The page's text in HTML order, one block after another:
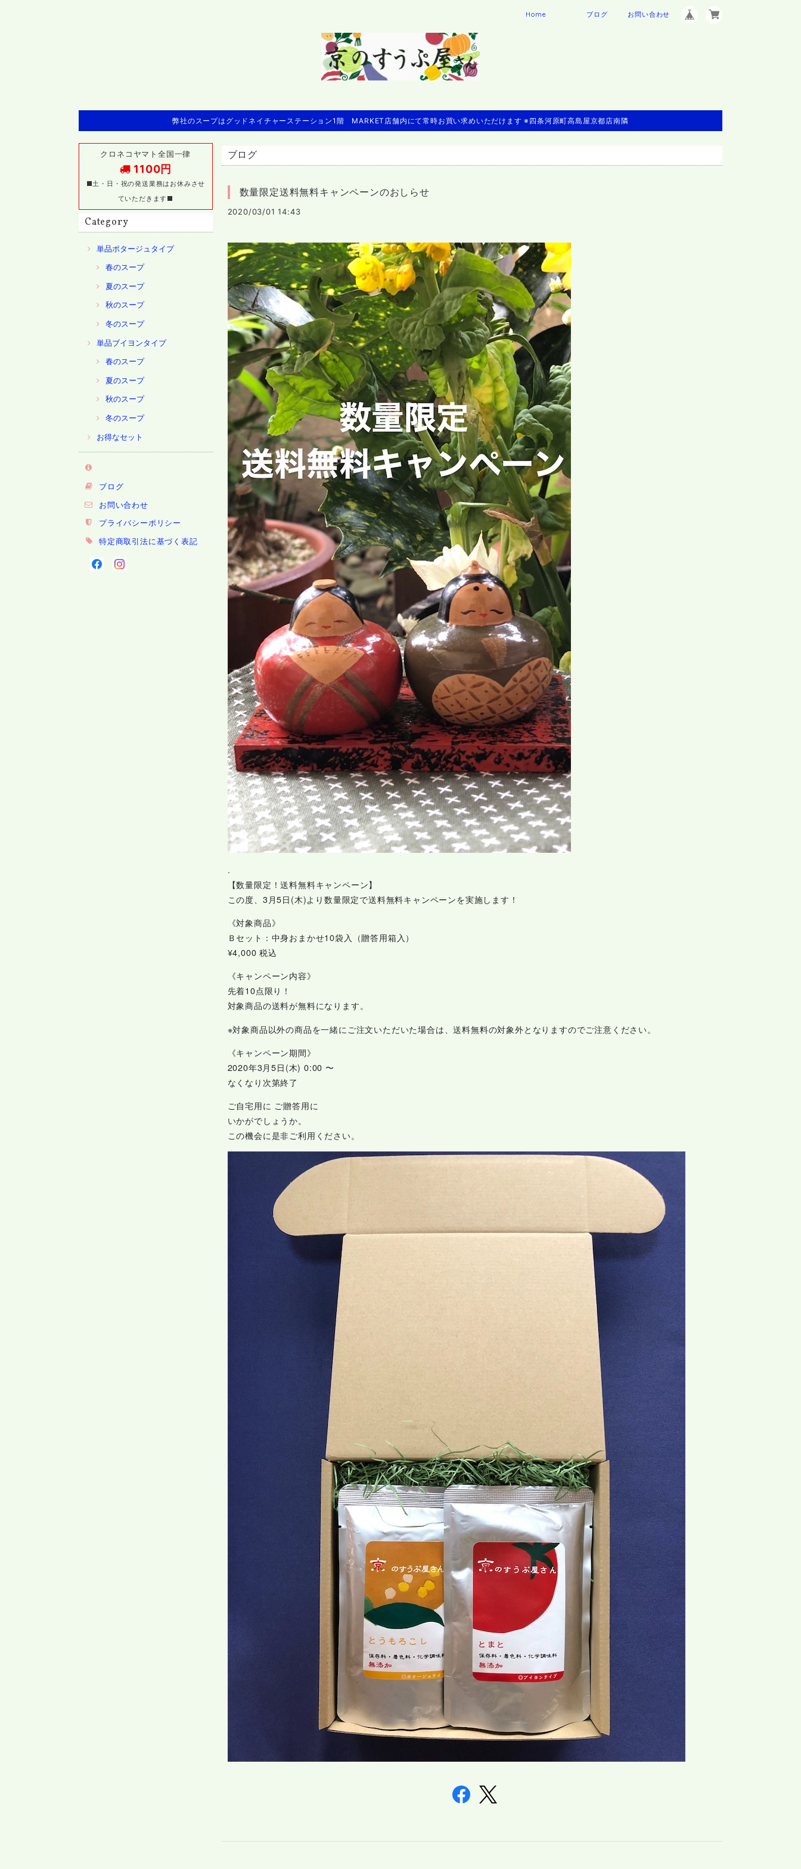
Home ブログ お問い合わせ
弊社のスープはグッドネイチャーステーション1階 MARKET店舗内にて常時お買い求めいただけます ※四条河原町高島屋京都店南隣
クロネコヤマト全国一律
1100円
■土・日・祝の発送業務はお休みさせ
ていただきます■
Category
単品ポタージュタイプ
春のスープ
夏のスープ
秋のスープ
冬のスープ
単品ブイヨンタイプ
春のスープ
夏のスープ
秋のスープ
冬のスープ
お得なセット
ブログ
お問い合わせ
プライバシーポリシー
特定商取引法に基づく表記
ブログ
数量限定送料無料キャンペーンのおしらせ
2020/03/01 14:43
.
【数量限定！送料無料キャンペーン】
この度、3月5日(木)より数量限定で送料無料キャンペーンを実施します！
《対象商品》
Ｂセット：中身おまかせ10袋入（贈答用箱入）
¥4,000 税込
《キャンペーン内容》
先着10点限り！
対象商品の送料が無料になります。
※対象商品以外の商品を一緒にご注文いただいた場合は、送料無料の対象外となりますのでご注意ください。
《キャンペーン期間》
2020年3月5日(木) 0:00 〜
なくなり次第終了
ご自宅用に ご贈答用に
いかがでしょうか。
この機会に是非ご利用ください。